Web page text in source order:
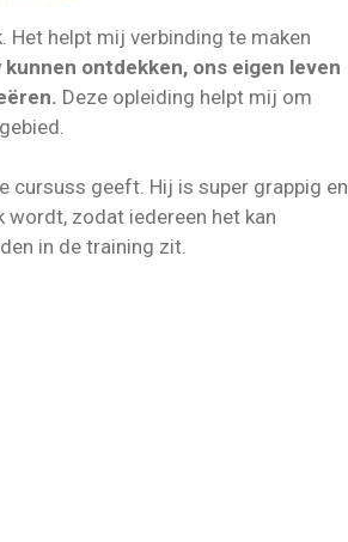
helpt mij verbinding te maken
ontdekken, ons eigen leven
Deze opleiding helpt mij om
cursuss geeft. Hij is super grappig en
zodat iedereen het kan
in de training zit.